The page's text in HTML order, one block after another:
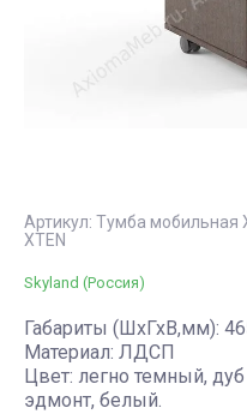
Пластиковая
B:Rattan,
Артикул: Тумба мобильная
XTEN
Skyland (Россия)
Габариты (ШхГхВ,мм):
Материал: ЛДСП
Цвет: легно темный,
эдмонт, белый.